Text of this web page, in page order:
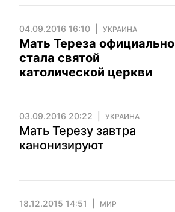
04.09.2016 16:10 УКРАИНА
Мать Тереза официально
стала святой
католической церкви
03.09.2016 20:22 УКРАИНА
Мать Терезу завтра
канонизируют
18.12.2015 14:51 МИР